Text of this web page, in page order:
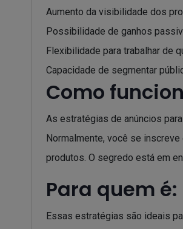
Aumento da visibilidade dos
Possibilidade de ganhos
Flexibilidade para trabalhar de
Capacidade de segmentar
Como
As estratégias de anúncios
Normalmente, você se
produtos. O segredo está em
Para quem é:
Essas estratégias são ideais